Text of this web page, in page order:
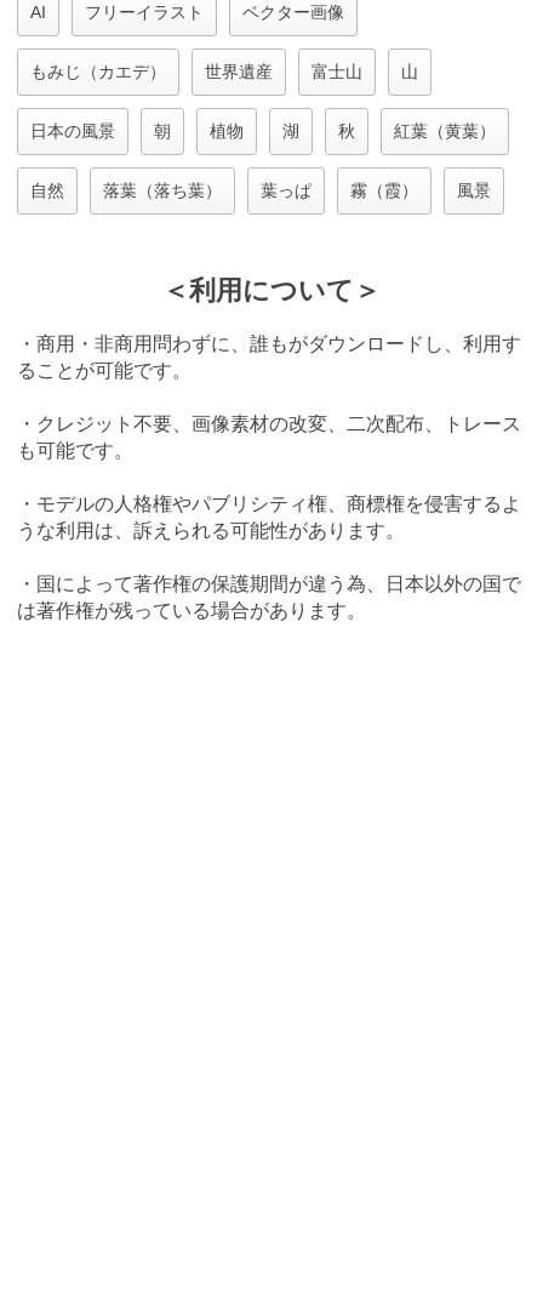
AI フリーイラスト ベクター画像
もみじ（カエデ） 世界遺産 富士山 山
日本の風景 朝 植物 湖 秋 紅葉（黄葉）
自然 落葉（落ち葉） 葉っぱ 霧（霞） 風景
＜利用について＞
・商用・非商用問わずに、誰もがダウンロードし、利用す
ることが可能です。
・クレジット不要、画像素材の改変、二次配布、トレース
も可能です。
・モデルの人格権やパブリシティ権、商標権を侵害するよ
うな利用は、訴えられる可能性があります。
・国によって著作権の保護期間が違う為、日本以外の国で
は著作権が残っている場合があります。